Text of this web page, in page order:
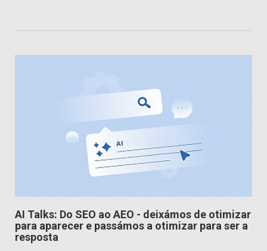
AI Talks: Do SEO ao AEO - deixámos de otimizar
para aparecer e passámos a otimizar para ser a
resposta